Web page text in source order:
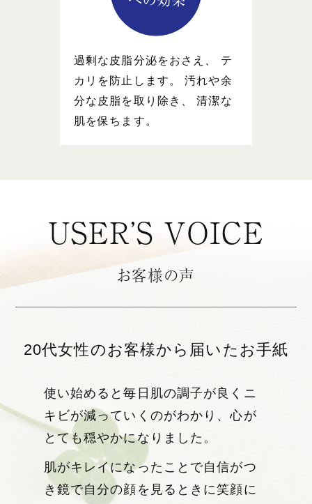
過剰な皮脂分泌をおさえ、 テ
カリを防止します。 汚れや余
分な皮脂を取り除き、 清潔な
肌を保ちます。
USER’S VOICE
お客様の声
20代女性のお客様から届いたお手紙
使い始めると毎日肌の調子が良く ニ
キビが減っていくのがわかり、心が
とても穏やかになりました。
肌がキレイになったことで自信がつ
き鏡で自分の顔を見るときに笑顔に